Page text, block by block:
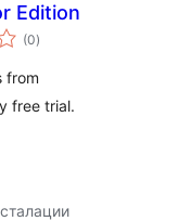
Edition
(0общо
оценки
)
from
free trial.